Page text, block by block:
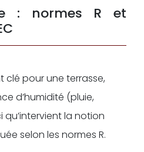
: normes R et
clé pour une terrasse,
d’humidité (pluie,
qu’intervient la notion
selon les normes R.